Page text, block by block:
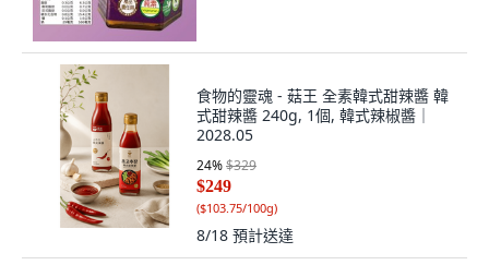
食物的靈魂 - 菇王 全素韓式甜辣醬 韓
式甜辣醬 240g, 1個, 韓式辣椒醬｜
2028.05
24%$329
$249
($103.75/100g)
8/18 預計送達